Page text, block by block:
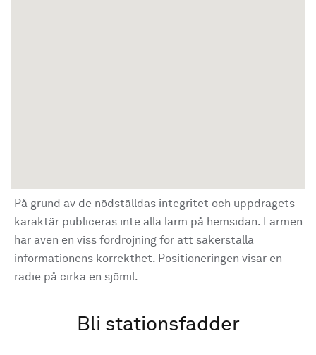
På grund av de nödställdas integritet och uppdragets
karaktär publiceras inte alla larm på hemsidan. Larmen
har även en viss fördröjning för att säkerställa
informationens korrekthet. Positioneringen visar en
radie på cirka en sjömil.
Bli stationsfadder